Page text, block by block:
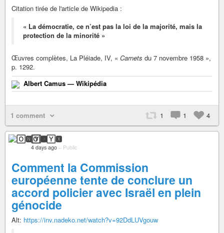
Citation tirée de l'article de Wikipedia :
« La démocratie, ce n’est pas la loi de la majorité, mais la
protection de la minorité »
Œuvres complètes, La Pléiade, IV, « Carnets du 7 novembre 1958 »,
p. 1292.
Albert Camus — Wikipédia
1 comment 1 1 4
🄾🅽🅈🆇
4 days ago – Public
Comment la Commission
européenne tente de conclure un
accord policier avec Israël en plein
génocide
Alt: https://inv.nadeko.net/watch?v=92DdLUVgouw